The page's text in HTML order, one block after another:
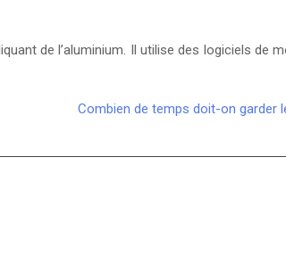
de l’aluminium. Il utilise des logiciels de
Combien de temps doit-on garder